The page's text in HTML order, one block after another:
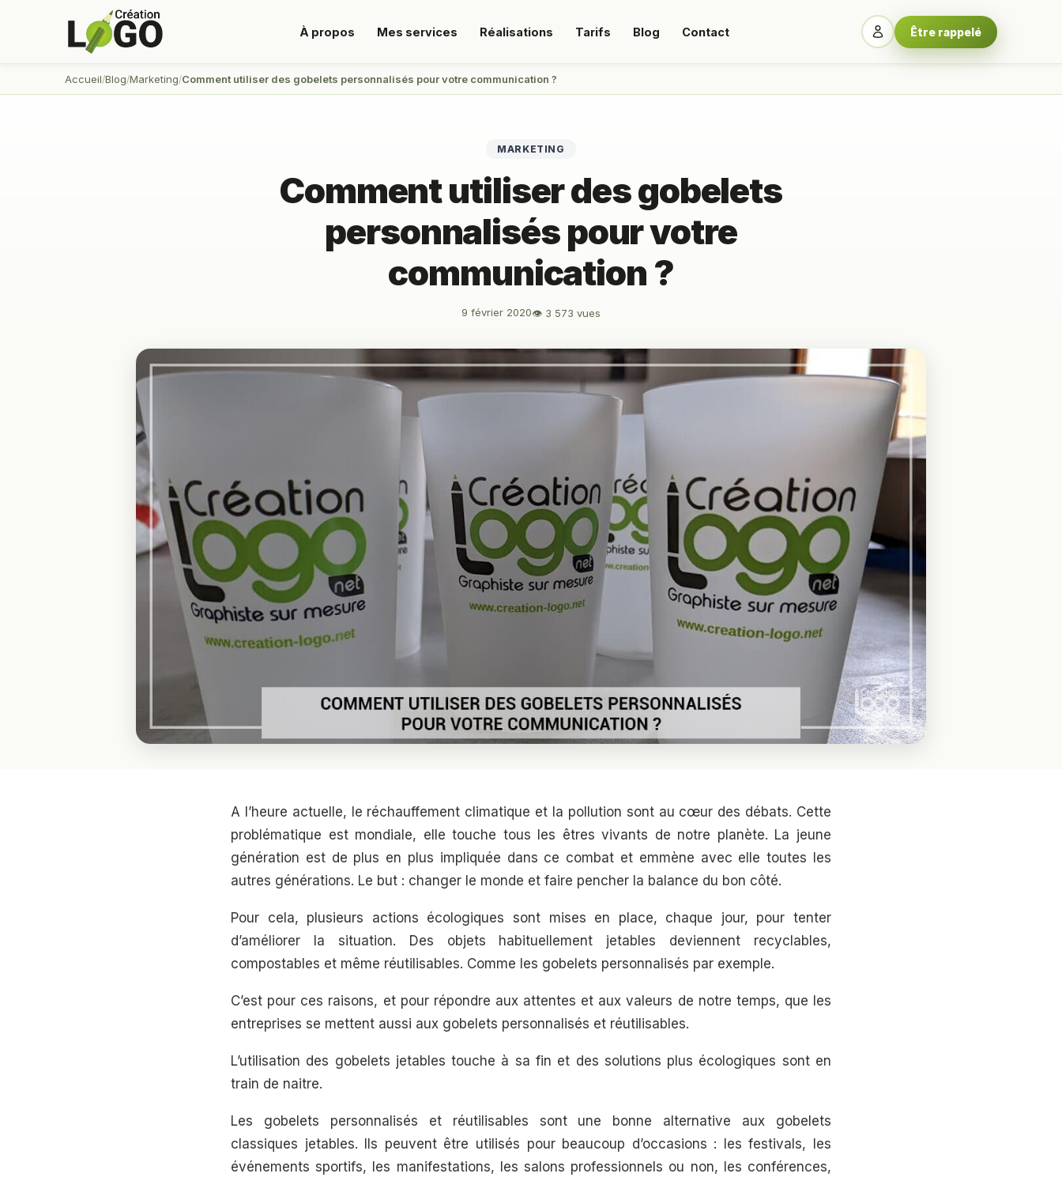
À propos Mes services Réalisations Tarifs Blog Contact Être rappelé
Accueil Blog Marketing Comment utiliser des gobelets personnalisés pour votre communication ?
MARKETING
Comment utiliser des gobelets
personnalisés pour votre
communication ?
9 février 2020👁 3 573 vues
A l’heure actuelle, le réchauffement climatique et la pollution sont au cœur des débats. Cette
problématique est mondiale, elle touche tous les êtres vivants de notre planète. La jeune
génération est de plus en plus impliquée dans ce combat et emmène avec elle toutes les
autres générations. Le but : changer le monde et faire pencher la balance du bon côté.
Pour cela, plusieurs actions écologiques sont mises en place, chaque jour, pour tenter
d’améliorer la situation. Des objets habituellement jetables deviennent recyclables,
compostables et même réutilisables. Comme les gobelets personnalisés par exemple.
C’est pour ces raisons, et pour répondre aux attentes et aux valeurs de notre temps, que les
entreprises se mettent aussi aux gobelets personnalisés et réutilisables.
L’utilisation des gobelets jetables touche à sa fin et des solutions plus écologiques sont en
train de naitre.
Les gobelets personnalisés et réutilisables sont une bonne alternative aux gobelets
classiques jetables. Ils peuvent être utilisés pour beaucoup d’occasions : les festivals, les
événements sportifs, les manifestations, les salons professionnels ou non, les conférences,